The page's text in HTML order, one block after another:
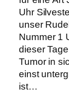
Uhr
unser
Nummer 1
dieser
Tumor in
einst
ist…